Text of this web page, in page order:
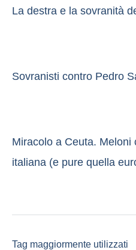
La destra e la sovranità
Sovranisti contro Pedro
Miracolo a Ceuta. Meloni
italiana (e pure quella
Tag maggiormente utilizzati